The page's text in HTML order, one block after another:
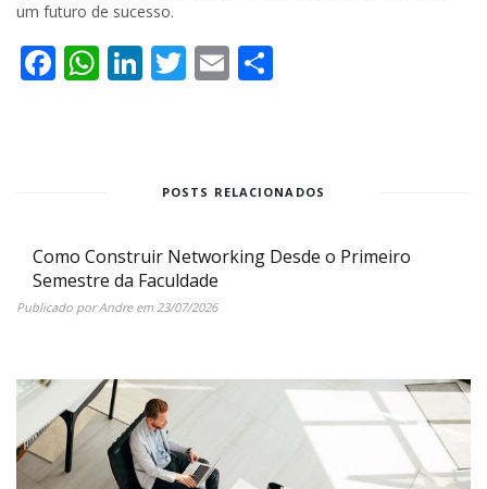
um futuro de sucesso.
Facebook
WhatsApp
LinkedIn
Twitter
Email
POSTS RELACIONADOS
Como Construir Networking Desde o Primeiro
Semestre da Faculdade
Publicado porAndreem23/07/2026